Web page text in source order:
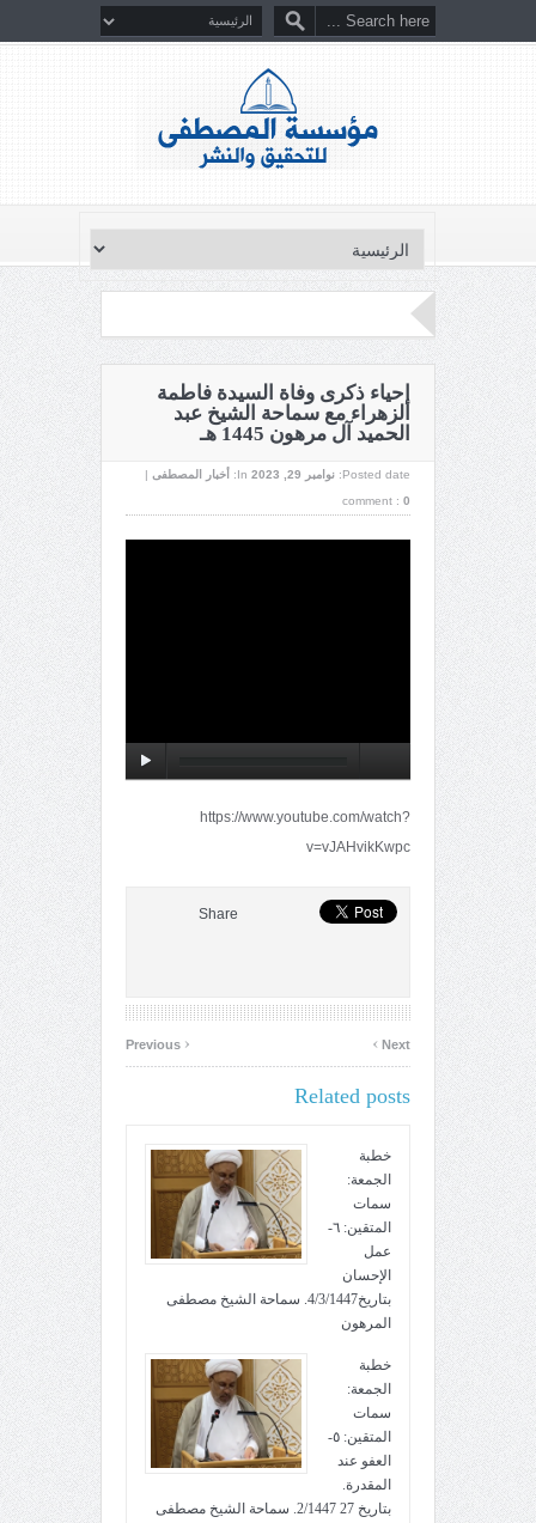
إحياء ذكرى وفاة السيدة فاطمة
الزهراء مع سماحة الشيخ عبد
الحميد آل مرهون 1445 هـ
Posted date: نوامبر 29, 2023 In: أخبار المصطفى |
comment : 0
https://www.youtube.com/watch?
v=vJAHvikKwpc
Share
‹ Next
›
Related posts
خطبة
الجمعة:
سمات
المتقين: ٦-
عمل
الإحسان
بتاريخ4/3/1447. سماحة الشيخ مصطفى
المرهون
خطبة
الجمعة:
سمات
المتقين: ٥-
العفو عند
المقدرة.
بتاريخ 27 2/1447. سماحة الشيخ مصطفى